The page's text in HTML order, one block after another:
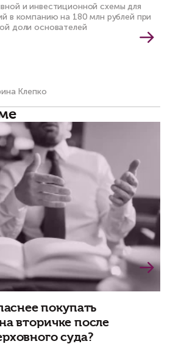
и инвестиционной схемы для
в компанию на 180 млн рублей при
доли основателей
Клепко
покупать
вторичке после
суда?